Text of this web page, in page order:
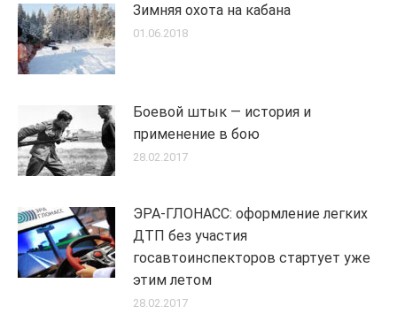
Зимняя охота на кабана
01.06.2018
Боевой штык — история и
применение в бою
28.02.2017
ЭРА-ГЛОНАСС: оформление легких
ДТП без участия
госавтоинспекторов стартует уже
этим летом
28.02.2017